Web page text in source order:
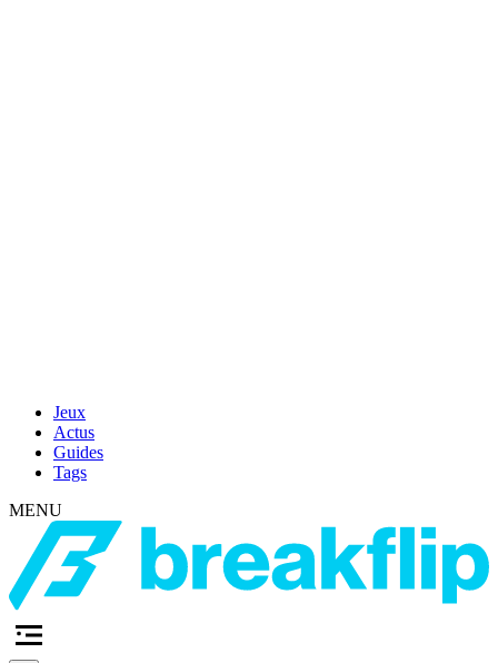
Jeux
Actus
Guides
Tags
MENU